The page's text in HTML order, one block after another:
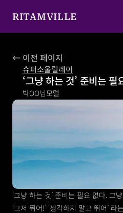
RITAMVILLE
← 이전 페이지
슈퍼소울릴레이
‘그냥 하는 것’ 준비는 필
박OO님모델
‘그냥 하는 것’ 준비는 필요 없다. 그
‘그저 뛰어!’ ‘생각하지 말고 뛰어’